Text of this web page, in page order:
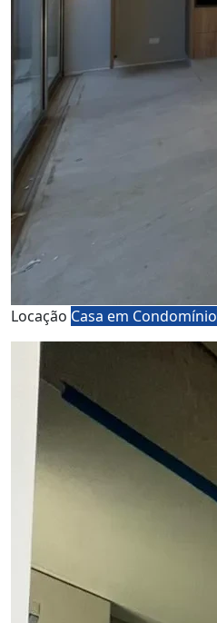
Locação Casa em Condomínio